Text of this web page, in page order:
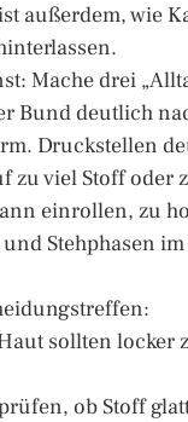
außerdem, wie
Mache drei
Bund deutlich
Druckstellen
viel Stoff oder
einrollen, zu
Stehphasen
sollten locker
ob Stoff